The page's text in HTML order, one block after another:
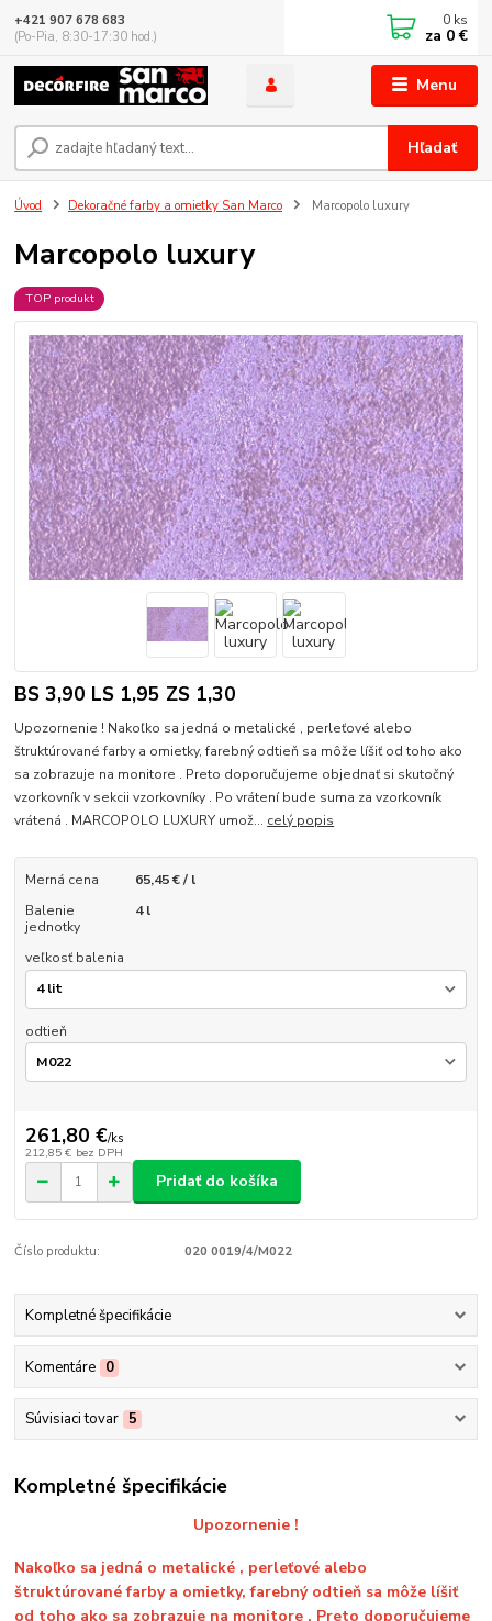
Menu
Hľadať
+421 907 678 683
(Po-Pia, 8:30-17:30 hod.)
0 ks
za 0 €
Úvod Dekoračné farby a omietky San Marco Marcopolo luxury
Marcopolo luxury
TOP produkt
BS 3,90 LS 1,95 ZS 1,30
Upozornenie ! Nakoľko sa jedná o metalické , perleťové alebo
štruktúrované farby a omietky, farebný odtieň sa môže líšiť od toho ako
sa zobrazuje na monitore . Preto doporučujeme objednať si skutočný
vzorkovník v sekcii vzorkovníky . Po vrátení bude suma za vzorkovník
vrátená . MARCOPOLO LUXURY umož... celý popis
Merná cena
65,45 € / l
Balenie
jednotky
4 l
veľkosť balenia
odtieň
261,80 €/ks
212,85 € bez DPH
Pridať do košíka
Číslo produktu: 020 0019/4/M022
Kompletné špecifikácie
Komentáre 0
Súvisiaci tovar 5
Kompletné špecifikácie
Upozornenie !
Nakoľko sa jedná o metalické , perleťové alebo
štruktúrované farby a omietky, farebný odtieň sa môže líšiť
od toho ako sa zobrazuje na monitore . Preto doporučujeme